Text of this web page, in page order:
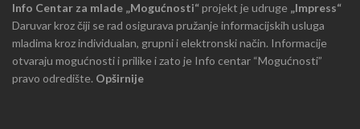
Info Centar za mlade „Mogućnosti“projekt je udruge „Impress“
Daruvar kroz čiji se rad osigurava pružanje informacijskih usluga
mladima kroz individualan, grupni i elektronski način. Informacije
otvaraju mogućnosti i prilike i zato je Info centar “Mogućnosti”
pravo odredište. Opširnije